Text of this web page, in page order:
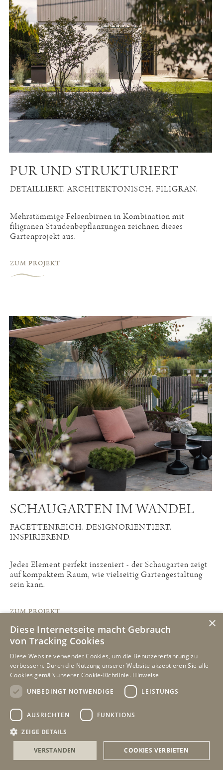
PUR UND STRUKTURIERT
DETAILLIERT. ARCHITEKTONISCH. FILIGRAN.
Mehrstämmige Felsenbirnen in Kombination mit
filigranen Staudenbepflanzungen zeichnen dieses
Gartenprojekt aus.
ZUM PROJEKT
SCHAUGARTEN IM WANDEL
FACETTENREICH. DESIGNORIENTIERT.
INSPIRIEREND.
Jedes Element perfekt inszeniert - der Schaugarten zeigt
auf kompaktem Raum, wie vielseitig Gartengestaltung
sein kann.
ZUM PROJEKT
×
Diese Internetseite macht Gebrauch
von Tracking Cookies
Diese Website verwendet Cookies, um die Benutzererfahrung zu
verbessern. Durch die Nutzung unserer Website akzeptieren Sie alle
Cookies gemäß unserer Cookie-Richtlinie. Hinweise
UNBEDINGT NOTWENDIGE
LEISTUNGS
AUSRICHTEN FUNKTIONS
ZEIGE DETAILS
VERSTANDEN COOKIES VERBIETEN